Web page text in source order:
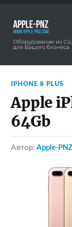
IPHONE 8 PLUS
Apple
64Gb
Автор:Apple-PNZ